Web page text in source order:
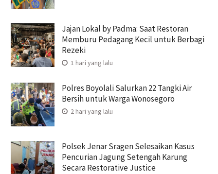
Jajan Lokal by Padma: Saat Restoran
Memburu Pedagang Kecil untuk Berbagi
Rezeki
1 hari yang lalu
Polres Boyolali Salurkan 22 Tangki Air
Bersih untuk Warga Wonosegoro
2 hari yang lalu
Polsek Jenar Sragen Selesaikan Kasus
Pencurian Jagung Setengah Karung
Secara Restorative Justice